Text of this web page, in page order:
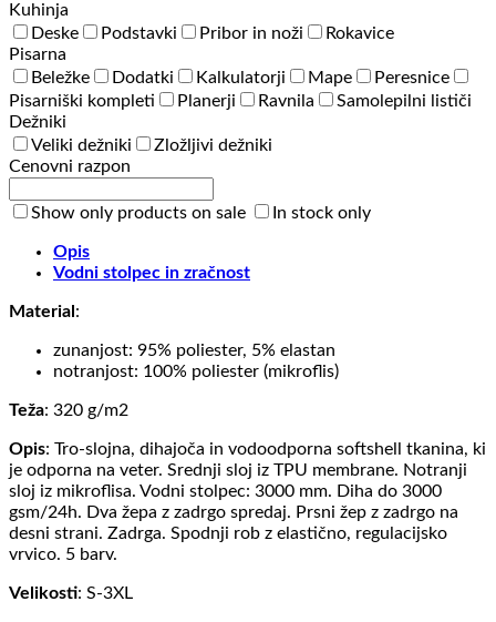
Kuhinja
Deske
Podstavki Pribor in noži
Rokavice
Pisarna
Beležke
Dodatki Kalkulatorji Mape
Peresnice
Pisarniški kompleti
Planerji Ravnila
Samolepilni lističi
Dežniki
Veliki dežniki
Zložljivi dežniki
Cenovni razpon
Show only products on sale In stock only
Opis
Vodni stolpec in zračnost
Material :
zunanjost: 95% poliester, 5% elastan
notranjost: 100% poliester (mikroflis)
Teža: 320 g/m2
Opis: Tro-slojna, dihajoča in vodoodporna softshell tkanina, ki
je odporna na veter. Srednji sloj iz TPU membrane. Notranji
sloj iz mikroflisa. Vodni stolpec: 3000 mm. Diha do 3000
gsm/24h. Dva žepa z zadrgo spredaj. Prsni žep z zadrgo na
desni strani. Zadrga. Spodnji rob z elastično, regulacijsko
vrvico. 5 barv.
Velikosti: S-3XL